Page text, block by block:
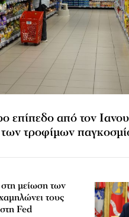
επίπεδο από τον
των τροφίμων
μείωση των
τους
Fed